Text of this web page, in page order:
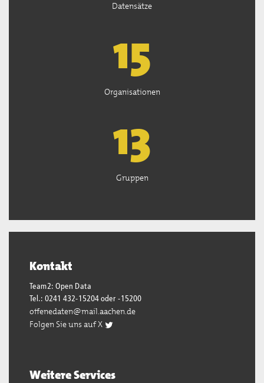
Datensätze
15
Organisationen
13
Gruppen
Kontakt
Team2: Open Data
Tel.: 0241 432-15204 oder -15200
offenedaten@mail.aachen.de
Folgen Sie uns auf X
Weitere Services